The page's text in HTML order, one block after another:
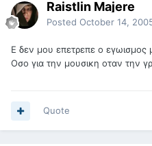
Raistlin Majere
Posted October 14,
Ε δεν μου επετρεπε ο
Οσο για την μουσικη οταν την
Quote